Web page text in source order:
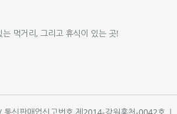
먹거리, 그리고 휴식이 있는 곳!